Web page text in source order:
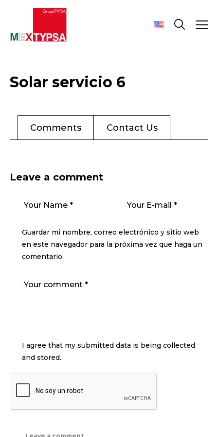
Solar servicio 6
Comments Contact Us
Leave a comment
Guardar mi nombre, correo electrónico y sitio web
en este navegador para la próxima vez que haga un
comentario.
I agree that my submitted data is being collected
and stored.